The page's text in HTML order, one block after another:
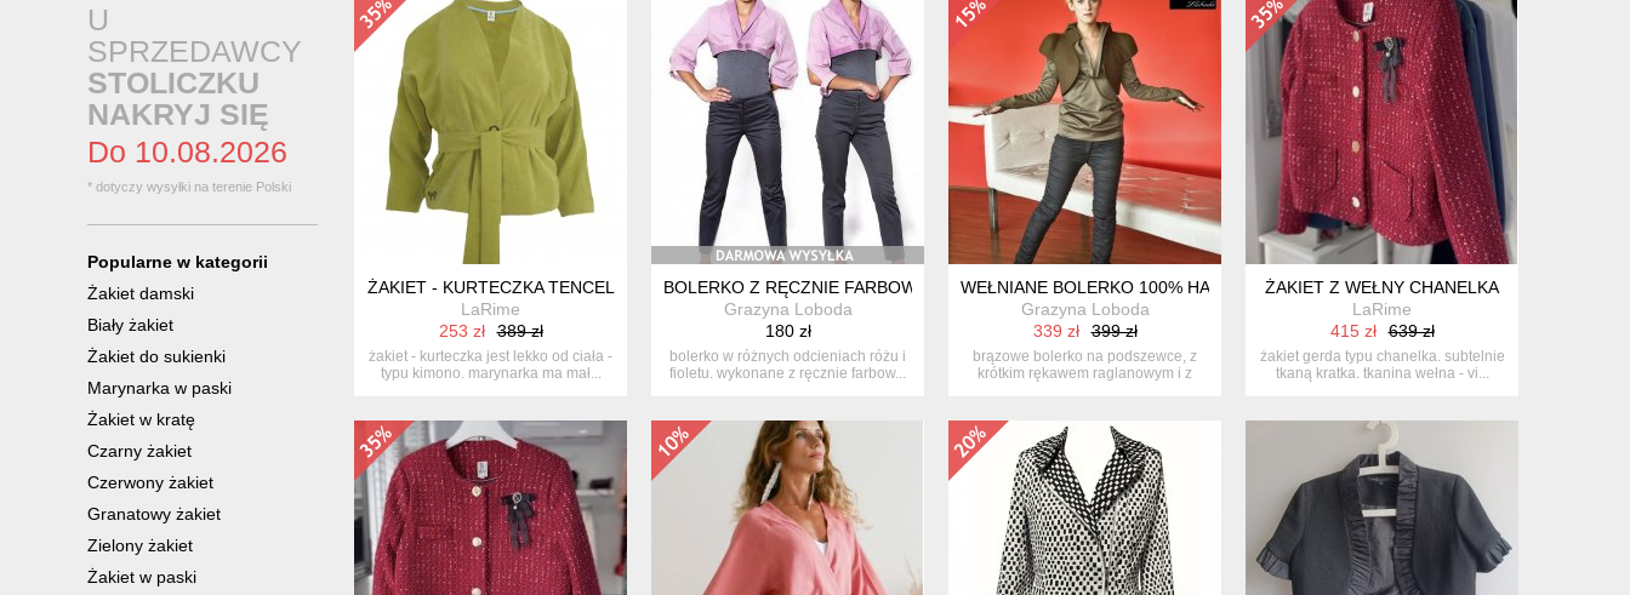
U
SPRZEDAWCY
STOLICZKU
NAKRYJ SIĘ
Do 10.08.2026
* dotyczy wysyłki na terenie Polski
Popularne w kategorii
Żakiet damski
Biały żakiet
Żakiet do sukienki
Marynarka w paski
Żakiet w kratę
Czarny żakiet
Czerwony żakiet
Granatowy żakiet
Zielony żakiet
Żakiet w paski
ŻAKIET - KURTECZKA TENCEL
LaRime
253 zł
389 zł
żakiet - kurteczka jest lekko od ciała -
typu kimono. marynarka ma mał...
BOLERKO Z RĘCZNIE FARBOWANEJ TKANINY BAWEŁNIANEJ
Grazyna Loboda
180 zł
bolerko w różnych odcieniach różu i
fioletu. wykonane z ręcznie farbow...
WEŁNIANE BOLERKO 100% HANDMADE
Grazyna Loboda
339 zł
399 zł
brązowe bolerko na podszewce, z
krótkim rękawem raglanowym i z
ŻAKIET Z WEŁNY CHANELKA
LaRime
415 zł
639 zł
żakiet gerda typu chanelka. subtelnie
tkaną kratka. tkanina wełna - vi...